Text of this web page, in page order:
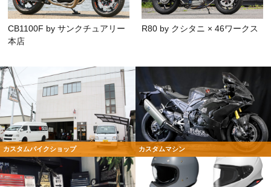
CB1100F by サンクチュアリー
本店
R80 by クシタニ × 46ワークス
カスタムバイクショップ カスタムマシン